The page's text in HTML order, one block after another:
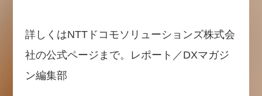
詳しくはNTTドコモソリューションズ株式会
社の公式ページまで。レポート／DXマガジ
ン編集部